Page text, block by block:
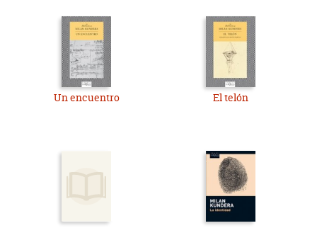
Un encuentro El telón